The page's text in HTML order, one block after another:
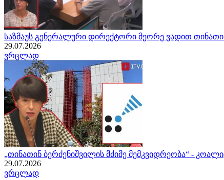
საზმაუს გენერალური დირექტორი მეორე ვადით
29.07.2026
ვრცლად
„თინათინ ბერძენიშვილის მძიმე მემკვიდრეობა“ -
29.07.2026
ვრცლად